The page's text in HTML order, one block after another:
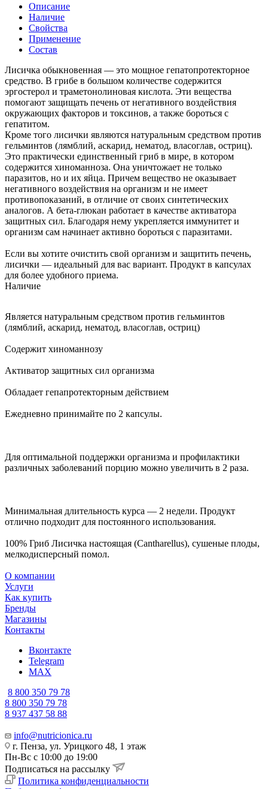
Описание
Наличие
Свойства
Применение
Состав
Лисичка обыкновенная — это мощное гепатопротекторное
средство. В грибе в большом количестве содержится
эргостерол и траметонолиновая кислота. Эти вещества
помогают защищать печень от негативного воздействия
окружающих факторов и токсинов, а также бороться с
гепатитом.
Кроме того лисички являются натуральным средством против
гельминтов (лямблий, аскарид, нематод, власоглав, остриц).
Это практически единственный гриб в мире, в котором
содержится хиноманноза. Она уничтожает не только
паразитов, но и их яйца. Причем вещество не оказывает
негативного воздействия на организм и не имеет
противопоказаний, в отличие от своих синтетических
аналогов. А бета-глюкан работает в качестве активатора
защитных сил. Благодаря нему укрепляется иммунитет и
организм сам начинает активно бороться с паразитами.
Если вы хотите очистить свой организм и защитить печень,
лисички — идеальный для вас вариант. Продукт в капсулах
для более удобного приема.
Наличие
Является натуральным средством против гельминтов
(лямблий, аскарид, нематод, власоглав, остриц)
Содержит хиноманнозу
Активатор защитных сил организма
Обладает гепапротекторным действием
Ежедневно принимайте по 2 капсулы.
Для оптимальной поддержки организма и профилактики
различных заболеваний порцию можно увеличить в 2 раза.
Минимальная длительность курса — 2 недели. Продукт
отлично подходит для постоянного использования.
100% Гриб Лисичка настоящая (Cantharellus), сушеные плоды,
мелкодисперсный помол.
О компании
Услуги
Как купить
Бренды
Магазины
Контакты
Вконтакте
Telegram
MAX
8 800 350 79 78
8 800 350 79 78
8 937 437 58 88
info@nutricionica.ru
г. Пенза, ул. Урицкого 48, 1 этаж
Пн-Вс с 10:00 до 19:00
Подписаться на рассылку
Политика конфиденциальности